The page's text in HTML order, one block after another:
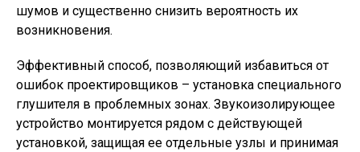
шумов и существенно снизить вероятность их
возникновения.
Эффективный способ, позволяющий избавиться от
ошибок проектировщиков – установка специального
глушителя в проблемных зонах. Звукоизолирующее
устройство монтируется рядом с действующей
установкой, защищая ее отдельные узлы и принимая